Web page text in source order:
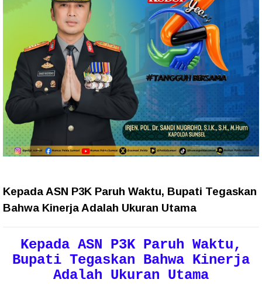
Kepada ASN P3K Paruh Waktu, Bupati Tegaskan
Bahwa Kinerja Adalah Ukuran Utama
Kepada ASN P3K Paruh Waktu,
Bupati Tegaskan Bahwa Kinerja
Adalah Ukuran Utama